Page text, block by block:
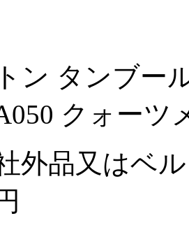
ン タンブー
クォーツ
外品又はベ